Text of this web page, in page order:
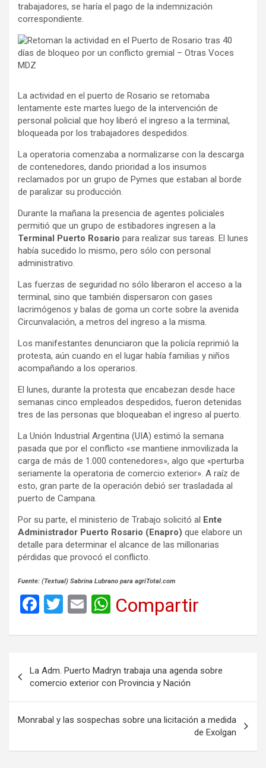
trabajadores, se haría el pago de la indemnización
correspondiente.
La actividad en el puerto de Rosario se retomaba
lentamente este martes luego de la intervención de
personal policial que hoy liberó el ingreso a la terminal,
bloqueada por los trabajadores despedidos.
La operatoria comenzaba a normalizarse con la descarga
de contenedores, dando prioridad a los insumos
reclamados por un grupo de Pymes que estaban al borde
de paralizar su producción.
Durante la mañana la presencia de agentes policiales
permitió que un grupo de estibadores ingresen a la
Terminal Puerto Rosario para realizar sus tareas. El lunes
había sucedido lo mismo, pero sólo con personal
administrativo.
Las fuerzas de seguridad no sólo liberaron el acceso a la
terminal, sino que también dispersaron con gases
lacrimógenos y balas de goma un corte sobre la avenida
Circunvalación, a metros del ingreso a la misma.
Los manifestantes denunciaron que la policía reprimió la
protesta, aún cuando en el lugar había familias y niños
acompañando a los operarios.
El lunes, durante la protesta que encabezan desde hace
semanas cinco empleados despedidos, fueron detenidas
tres de las personas que bloqueaban el ingreso al puerto.
La Unión Industrial Argentina (UIA) estimó la semana
pasada que por el conflicto «se mantiene inmovilizada la
carga de más de 1.000 contenedores», algo que «perturba
seriamente la operatoria de comercio exterior». A raíz de
esto, gran parte de la operación debió ser trasladada al
puerto de Campana.
Por su parte, el ministerio de Trabajo solicitó al Ente
Administrador Puerto Rosario (Enapro) que elabore un
detalle para determinar el alcance de las millonarias
pérdidas que provocó el conflicto.
Fuente: (Textual) Sabrina Lubrano para agriTotal.com
F
ce
b
o
o
k
T
tt
er
E
ail
W
at
A
p
p
Compartir
de
entradas
La Adm. Puerto Madryn trabaja una agenda sobre
comercio exterior con Provincia y Nación
Monrabal y las sospechas sobre una licitación a medida
de Exolgan